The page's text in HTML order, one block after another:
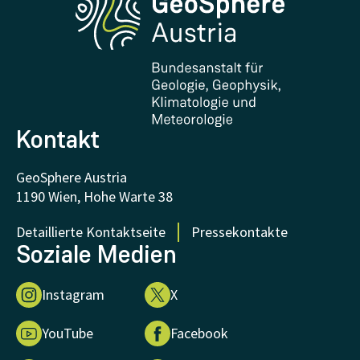
Forschung und Kooperationen
Downloads
Zertifikate und Auszeichnungen
FAQ - Häufig gestellte Fragen
Forschung unterstützen
Kontakt
GeoSphere Austria
1190 Wien, Hohe Warte 38
Detaillierte Kontaktseite
Pressekontakte
Soziale Medien
Instagram X
YouTube Facebook